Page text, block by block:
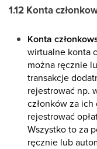
1.12 Konta
Konta
wirtualne konta
można ręcznie
transakcje
rejestrować np.
członków za
rejestrować
Wszystko to za
ręcznie lub